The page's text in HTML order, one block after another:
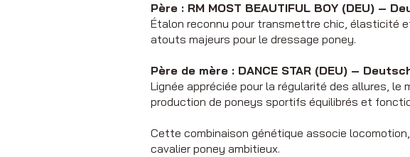
Père : RM MOST BEAUTIFUL BOY (DEU) –
Étalon reconnu pour transmettre chic, élasticité
atouts majeurs pour le dressage poney.
Père de mère : DANCE STAR (DEU) –
Lignée appréciée pour la régularité des allures,
production de poneys sportifs équilibrés et
Cette combinaison génétique associe
cavalier poney ambitieux.